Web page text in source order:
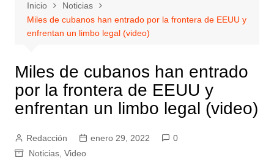
Inicio
Noticias
Miles de cubanos han entrado por la frontera de EEUU y
enfrentan un limbo legal (video)
Miles de cubanos han entrado
por la frontera de EEUU y
enfrentan un limbo legal (video)
Redacción enero 29, 2022
0
Noticias, Video